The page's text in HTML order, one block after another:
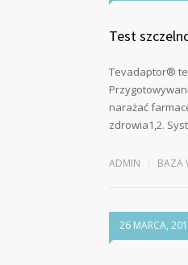
Test
Tevadaptor®
narażać
zdrowia1,2.
ADMIN BAZA
26 MARCA,